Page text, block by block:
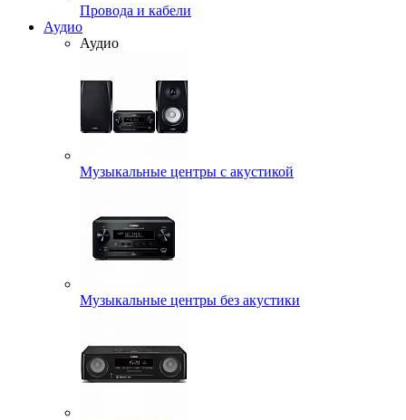
Провода и кабели
Аудио
Аудио
Музыкальные центры с акустикой
Музыкальные центры без акустики